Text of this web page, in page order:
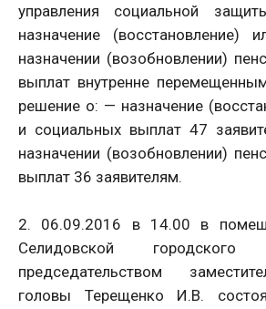
управления социальной
назначение (восстановление)
назначении (возобновлении)
выплат внутренне
решение о: — назначение
и социальных выплат 47
назначении (возобновлении)
выплат 36 заявителям.
2. 06.09.2016 в 14.00 в
Селидовской
председательством
головы Терещенко И.В.